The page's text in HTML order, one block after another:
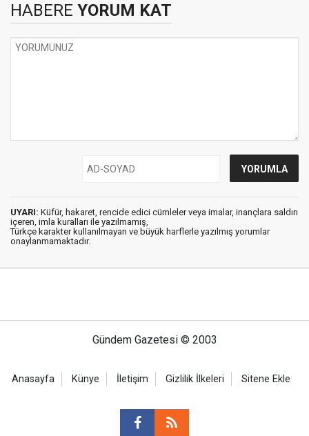
HABERE YORUM KAT
UYARI: Küfür, hakaret, rencide edici cümleler veya imalar, inançlara saldırı
içeren, imla kuralları ile yazılmamış,
Türkçe karakter kullanılmayan ve büyük harflerle yazılmış yorumlar
onaylanmamaktadır.
Gündem Gazetesi © 2003
Anasayfa Künye İletişim Gizlilik İlkeleri Sitene Ekle